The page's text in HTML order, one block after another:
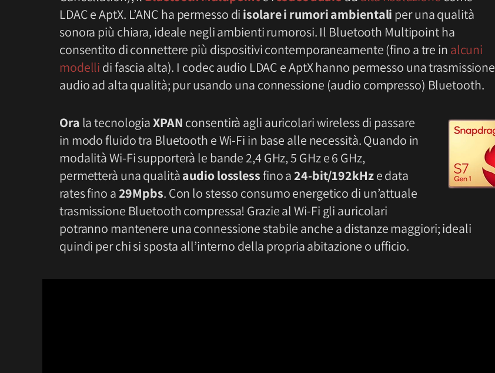
LDAC e AptX. L’ANC ha permesso di isolare i rumori ambientali per una qualità
sonora più chiara, ideale negli ambienti rumorosi. Il Bluetooth Multipoint ha
consentito di connettere più dispositivi contemporaneamente (fino a tre in alcuni
modelli di fascia alta). I codec audio LDAC e AptX hanno permesso una trasmissione
audio ad alta qualità; pur usando una connessione (audio compresso) Bluetooth.
Ora la tecnologiaXPAN consentirà agli auricolari wireless di passare
in modo fluido tra Bluetooth e Wi-Fi in base alle necessità. Quando in
modalità Wi-Fi supporterà le bande 2,4 GHz, 5 GHz e 6 GHz,
permetterà una qualitàaudio losslessfino a24-bit/192kHze data
rates fino a29Mpbs. Con lo stesso consumo energetico di un’attuale
trasmissione Bluetooth compressa! Grazie al Wi-Fi gli auricolari
potranno mantenere una connessione stabile anche a distanze maggiori; ideali
quindi per chi si sposta all’interno della propria abitazione o ufficio.